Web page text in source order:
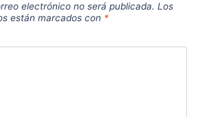
electrónico no será publicada. Los
están marcados con *